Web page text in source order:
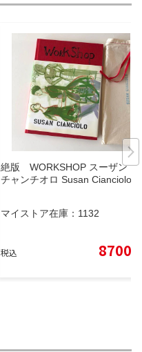
絶版 WORKSHOP スーザン・
チャンチオロ Susan Cianciolo
マイストア在庫： 1132
税込 8700